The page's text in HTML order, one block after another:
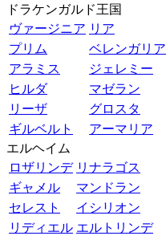
ドラケンガルド王国
ヴァージニア リア
プリム
ベレンガリア
アラミス
ジェレミー
ヒルダ
マゼラン
リーザ
グロスタ
ギルベルト
アーマリア
エルヘイム
ロザリンデ リナラゴス
ギャメル
マンドラン
セレスト
イシリオン
リディエル エルトリンデ